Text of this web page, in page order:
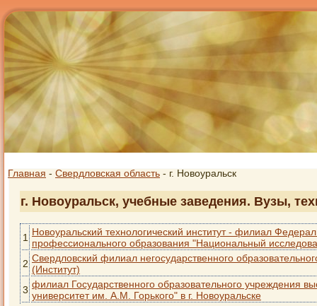
Главная - Свердловская область - г. Новоуральск
г. Новоуральск, учебные заведения. Вузы,
1 Новоуральский технологический институт - филиал
профессионального образования "Национальный
2 Свердловский филиал негосударственного
(Институт)
3 филиал Государственного образовательного учреждения
университет им. А.М. Горького" в г. Новоуральске